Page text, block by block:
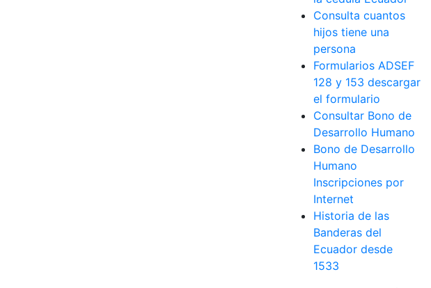
Consulta cuantos
hijos tiene una
persona
Formularios ADSEF
128 y 153 descargar
el formulario
Consultar Bono de
Desarrollo Humano
Bono de Desarrollo
Humano
Inscripciones por
Internet
Historia de las
Banderas del
Ecuador desde
1533